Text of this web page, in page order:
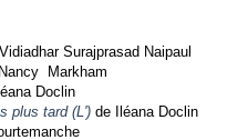
Surajprasad Naipaul
Markham
Doclin
plus tard (L') de Iléana Doclin